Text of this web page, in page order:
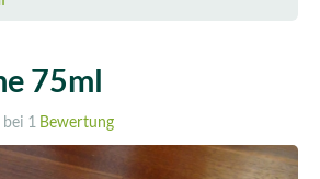
75ml
bei 1 Bewertung